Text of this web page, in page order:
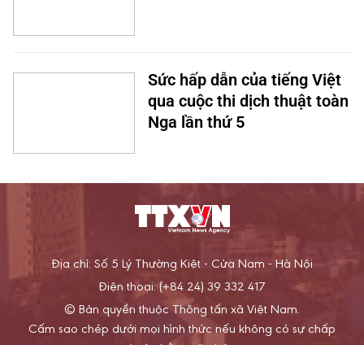
Sức hấp dẫn của tiếng Việt
qua cuộc thi dịch thuật toàn
Nga lần thứ 5
Địa chỉ: Số 5 Lý Thường Kiệt - Cửa Nam - Hà Nội
Điện thoại: (+84 24) 39 332 417
© Bản quyền thuộc Thông tấn xã Việt Nam.
Cấm sao chép dưới mọi hình thức nếu không có sự chấp